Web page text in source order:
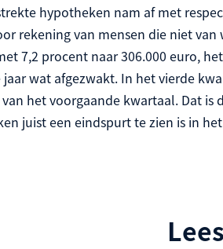
hypotheken nam af met
rekening van mensen die niet
7,2 procent naar 306.000 euro,
wat afgezwakt. In het vierde
het voorgaande kwartaal. Dat is
juist een eindspurt te zien is in